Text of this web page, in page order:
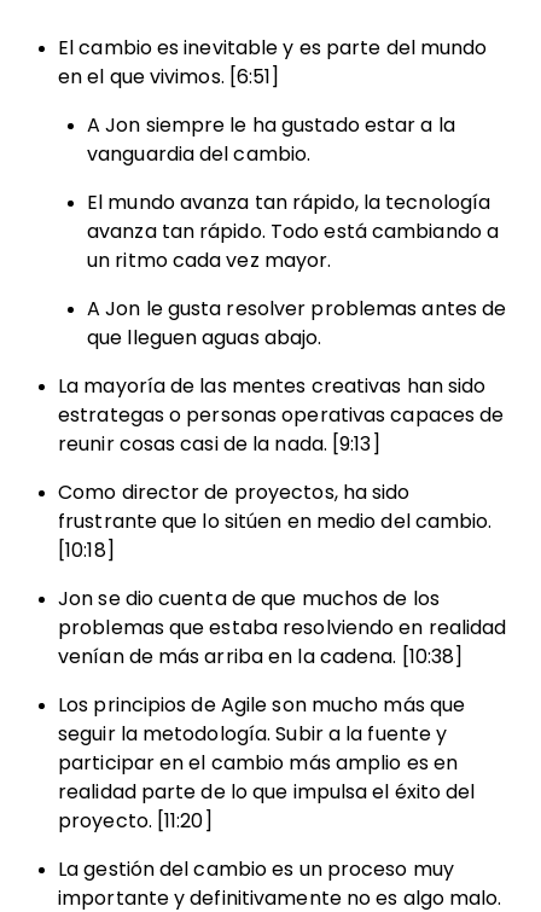
El cambio es inevitable y es parte del mundo
en el que vivimos. [6:51]
A Jon siempre le ha gustado estar a la
vanguardia del cambio.
El mundo avanza tan rápido, la tecnología
avanza tan rápido. Todo está cambiando a
un ritmo cada vez mayor.
A Jon le gusta resolver problemas antes de
que lleguen aguas abajo.
La mayoría de las mentes creativas han sido
estrategas o personas operativas capaces de
reunir cosas casi de la nada. [9:13]
Como director de proyectos, ha sido
frustrante que lo sitúen en medio del cambio.
[10:18]
Jon se dio cuenta de que muchos de los
problemas que estaba resolviendo en realidad
venían de más arriba en la cadena. [10:38]
Los principios de Agile son mucho más que
seguir la metodología. Subir a la fuente y
participar en el cambio más amplio es en
realidad parte de lo que impulsa el éxito del
proyecto. [11:20]
La gestión del cambio es un proceso muy
importante y definitivamente no es algo malo.